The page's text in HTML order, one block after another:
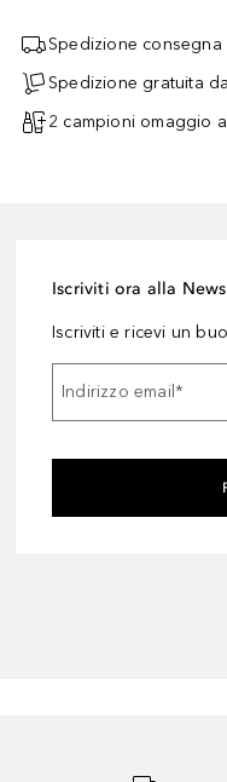
Spedizione
Spedizione gratuita
2 campioni omaggio a
Iscriviti ora alla
Iscriviti e ricevi un
Indirizzo email*